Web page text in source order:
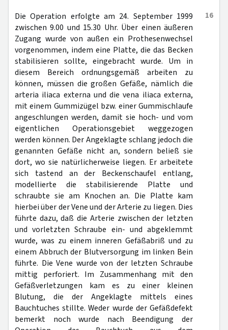
16
Die Operation erfolgte am 24. September 1999
zwischen 9.00 und 15.30 Uhr. Über einen äußeren
Zugang wurde von außen ein Prothesenwechsel
vorgenommen, indem eine Platte, die das Becken
stabilisieren sollte, eingebracht wurde. Um in
diesem Bereich ordnungsgemäß arbeiten zu
können, müssen die großen Gefäße, nämlich die
arteria iliaca externa und die vena iliaca externa,
mit einem Gummizügel bzw. einer Gummischlaufe
angeschlungen werden, damit sie hoch- und vom
eigentlichen Operationsgebiet weggezogen
werden können. Der Angeklagte schlang jedoch die
genannten Gefäße nicht an, sondern beließ sie
dort, wo sie natürlicherweise liegen. Er arbeitete
sich tastend an der Beckenschaufel entlang,
modellierte die stabilisierende Platte und
schraubte sie am Knochen an. Die Platte kam
hierbei über der Vene und der Arterie zu liegen. Dies
führte dazu, daß die Arterie zwischen der letzten
und vorletzten Schraube ein- und abgeklemmt
wurde, was zu einem inneren Gefäßabriß und zu
einem Abbruch der Blutversorgung im linken Bein
führte. Die Vene wurde von der letzten Schraube
mittig perforiert. Im Zusammenhang mit den
Gefäßverletzungen kam es zu einer kleinen
Blutung, die der Angeklagte mittels eines
Bauchtuches stillte. Weder wurde der Gefäßdefekt
bemerkt noch wurde nach Beendigung der